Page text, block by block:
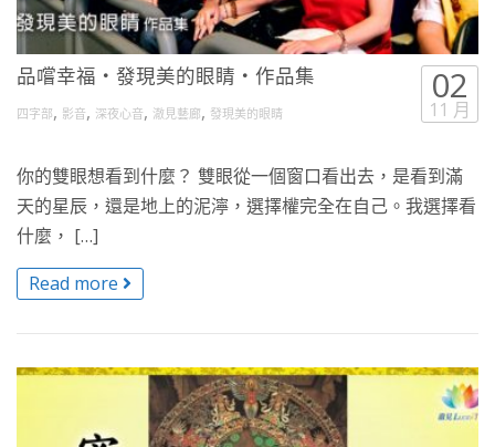
品嚐幸福・發現美的眼睛・作品集
四字部, 影音, 深夜心音, 澈見藝廊, 發現美的眼睛
02
11 月
你的雙眼想看到什麼？ 雙眼從一個窗口看出去，是看到滿
天的星辰，還是地上的泥濘，選擇權完全在自己。我選擇看
什麼， […]
Read more